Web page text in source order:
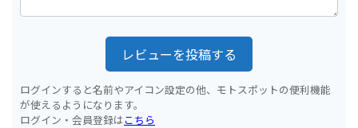
レビューを投稿する
ログインすると名前やアイコン設定の他、モトスポットの便利機能
が使えるようになります。
ログイン・会員登録はこちら